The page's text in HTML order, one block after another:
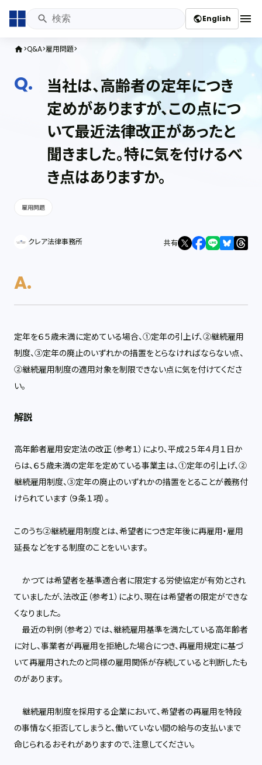
publicEnglish menu
home Q&A 雇用問題
当社は、高齢者の定年につき
定めがありますが、この点につ
いて最近法律改正があったと
聞きました。特に気を付けるべ
き点はありますか。
雇用問題
クレア法律事務所 共有
定年を６５歳未満に定めている場合、①定年の引上げ、②継続雇用
制度、③定年の廃止のいずれかの措置をとらなければならない点、
②継続雇用制度の適用対象を制限できない点に気を付けてくださ
い。
解説
高年齢者雇用安定法の改正（参考１）により、平成２５年４月１日か
らは、６５歳未満の定年を定めている事業主は、①定年の引上げ、②
継続雇用制度、③定年の廃止のいずれかの措置をとることが義務付
けられています（９条１項）。
このうち②継続雇用制度とは、希望者につき定年後に再雇用・雇用
延長などをする制度のことをいいます。
かつては希望者を基準適合者に限定する労使協定が有効とされ
ていましたが、法改正（参考１）により、現在は希望者の限定ができな
くなりました。
最近の判例（参考２）では、継続雇用基準を満たしている高年齢者
に対し、事業者が再雇用を拒絶した場合につき、再雇用規定に基づ
いて再雇用されたのと同様の雇用関係が存続していると判断したも
のがあります。
継続雇用制度を採用する企業において、希望者の再雇用を特段
の事情なく拒否してしまうと、働いていない間の給与の支払いまで
命じられるおそれがありますので、注意してください。